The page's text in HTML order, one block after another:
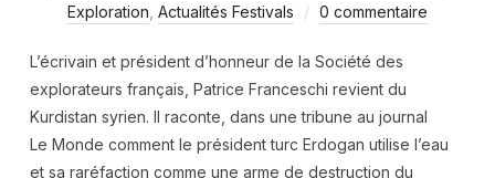
Exploration Actualités Festivals 0 commentaire
L’écrivain et président d’honneur de la Société des
explorateurs français, Patrice Franceschi revient du
Kurdistan syrien. Il raconte, dans une tribune au journal
Le Monde comment le président turc Erdogan utilise l’eau
et sa raréfaction comme une arme de destruction du